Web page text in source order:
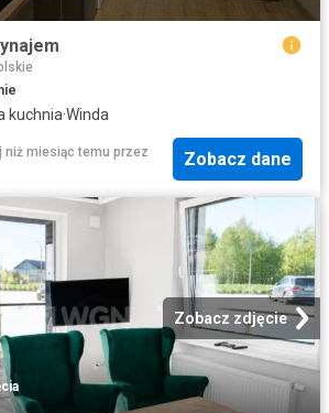
kuchnia·Winda
niż miesiąc temu przez
Zobacz dane
Zobacz zdjęcie